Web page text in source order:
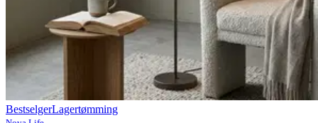
BestselgerLagertømming